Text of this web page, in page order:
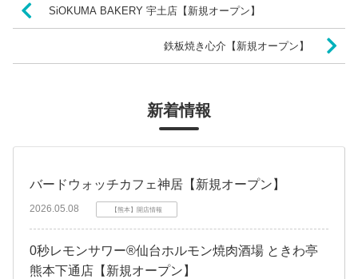
SiOKUMA BAKERY 宇土店【新規オープン】
鉄板焼き心介【新規オープン】
新着情報
バードウォッチカフェ神居【新規オープン】
2026.05.08 【熊本】開店情報
0秒レモンサワー®仙台ホルモン焼肉酒場 ときわ亭
熊本下通店【新規オープン】